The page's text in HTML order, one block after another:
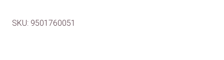
SKU: 9501760051